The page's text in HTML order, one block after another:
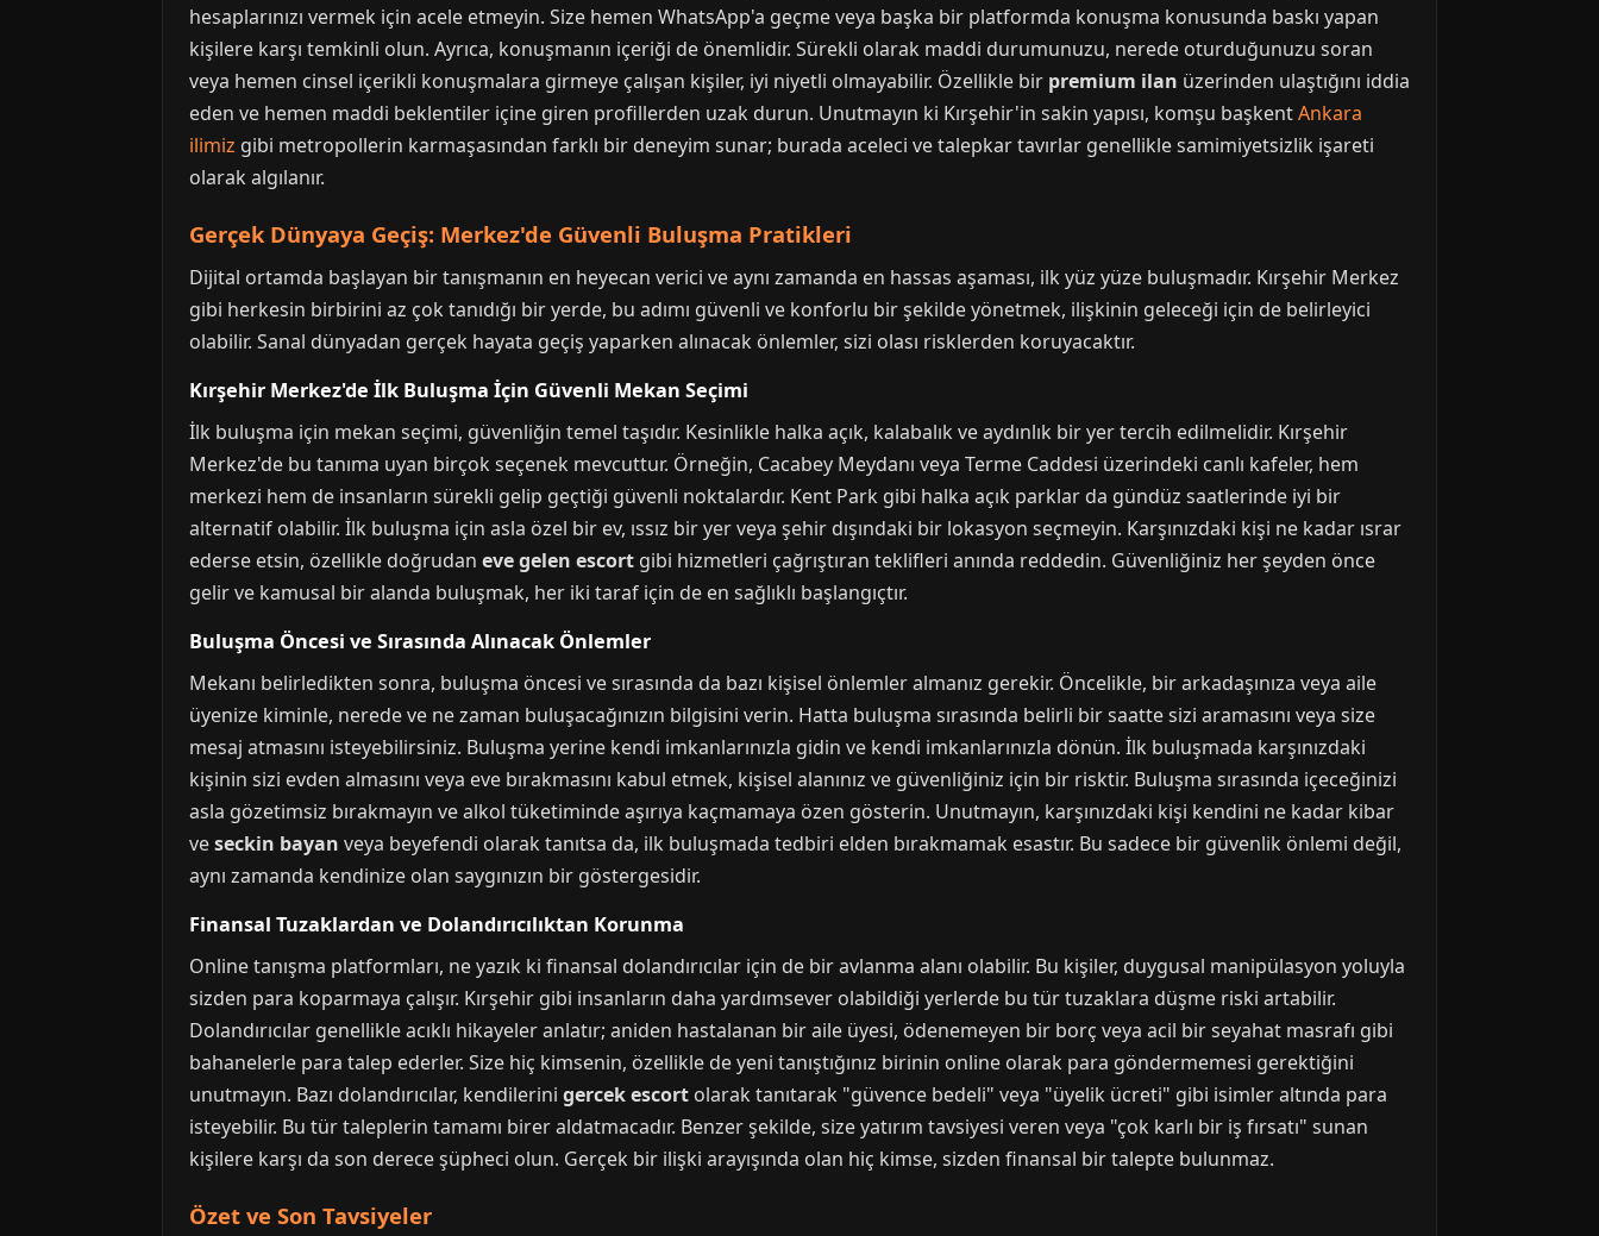
hesaplarınızı vermek için acele etmeyin. Size hemen WhatsApp'a geçme veya başka bir platformda konuşma konusunda baskı yapan
kişilere karşı temkinli olun. Ayrıca, konuşmanın içeriği de önemlidir. Sürekli olarak maddi durumunuzu, nerede oturduğunuzu soran
veya hemen cinsel içerikli konuşmalara girmeye çalışan kişiler, iyi niyetli olmayabilir. Özellikle bir premium ilan üzerinden ulaştığını iddia
eden ve hemen maddi beklentiler içine giren profillerden uzak durun. Unutmayın ki Kırşehir'in sakin yapısı, komşu başkentAnkara
ilimiz gibi metropollerin karmaşasından farklı bir deneyim sunar; burada aceleci ve talepkar tavırlar genellikle samimiyetsizlik işareti
olarak algılanır.
Gerçek Dünyaya Geçiş: Merkez'de Güvenli Buluşma Pratikleri
Dijital ortamda başlayan bir tanışmanın en heyecan verici ve aynı zamanda en hassas aşaması, ilk yüz yüze buluşmadır. Kırşehir Merkez
gibi herkesin birbirini az çok tanıdığı bir yerde, bu adımı güvenli ve konforlu bir şekilde yönetmek, ilişkinin geleceği için de belirleyici
olabilir. Sanal dünyadan gerçek hayata geçiş yaparken alınacak önlemler, sizi olası risklerden koruyacaktır.
Kırşehir Merkez'de İlk Buluşma İçin Güvenli Mekan Seçimi
İlk buluşma için mekan seçimi, güvenliğin temel taşıdır. Kesinlikle halka açık, kalabalık ve aydınlık bir yer tercih edilmelidir. Kırşehir
Merkez'de bu tanıma uyan birçok seçenek mevcuttur. Örneğin, Cacabey Meydanı veya Terme Caddesi üzerindeki canlı kafeler, hem
merkezi hem de insanların sürekli gelip geçtiği güvenli noktalardır. Kent Park gibi halka açık parklar da gündüz saatlerinde iyi bir
alternatif olabilir. İlk buluşma için asla özel bir ev, ıssız bir yer veya şehir dışındaki bir lokasyon seçmeyin. Karşınızdaki kişi ne kadar ısrar
ederse etsin, özellikle doğrudan eve gelen escort gibi hizmetleri çağrıştıran teklifleri anında reddedin. Güvenliğiniz her şeyden önce
gelir ve kamusal bir alanda buluşmak, her iki taraf için de en sağlıklı başlangıçtır.
Buluşma Öncesi ve Sırasında Alınacak Önlemler
Mekanı belirledikten sonra, buluşma öncesi ve sırasında da bazı kişisel önlemler almanız gerekir. Öncelikle, bir arkadaşınıza veya aile
üyenize kiminle, nerede ve ne zaman buluşacağınızın bilgisini verin. Hatta buluşma sırasında belirli bir saatte sizi aramasını veya size
mesaj atmasını isteyebilirsiniz. Buluşma yerine kendi imkanlarınızla gidin ve kendi imkanlarınızla dönün. İlk buluşmada karşınızdaki
kişinin sizi evden almasını veya eve bırakmasını kabul etmek, kişisel alanınız ve güvenliğiniz için bir risktir. Buluşma sırasında içeceğinizi
asla gözetimsiz bırakmayın ve alkol tüketiminde aşırıya kaçmamaya özen gösterin. Unutmayın, karşınızdaki kişi kendini ne kadar kibar
veseckin bayan veya beyefendi olarak tanıtsa da, ilk buluşmada tedbiri elden bırakmamak esastır. Bu sadece bir güvenlik önlemi değil,
aynı zamanda kendinize olan saygınızın bir göstergesidir.
Finansal Tuzaklardan ve Dolandırıcılıktan Korunma
Online tanışma platformları, ne yazık ki finansal dolandırıcılar için de bir avlanma alanı olabilir. Bu kişiler, duygusal manipülasyon yoluyla
sizden para koparmaya çalışır. Kırşehir gibi insanların daha yardımsever olabildiği yerlerde bu tür tuzaklara düşme riski artabilir.
Dolandırıcılar genellikle acıklı hikayeler anlatır; aniden hastalanan bir aile üyesi, ödenemeyen bir borç veya acil bir seyahat masrafı gibi
bahanelerle para talep ederler. Size hiç kimsenin, özellikle de yeni tanıştığınız birinin online olarak para göndermemesi gerektiğini
unutmayın. Bazı dolandırıcılar, kendilerini gercek escort olarak tanıtarak "güvence bedeli" veya "üyelik ücreti" gibi isimler altında para
isteyebilir. Bu tür taleplerin tamamı birer aldatmacadır. Benzer şekilde, size yatırım tavsiyesi veren veya "çok karlı bir iş fırsatı" sunan
kişilere karşı da son derece şüpheci olun. Gerçek bir ilişki arayışında olan hiç kimse, sizden finansal bir talepte bulunmaz.
Özet ve Son Tavsiyeler